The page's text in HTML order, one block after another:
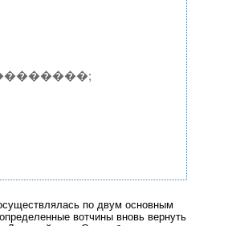
по двум основным
вотчины вновь вернуть